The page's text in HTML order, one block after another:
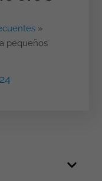
»
pequeños